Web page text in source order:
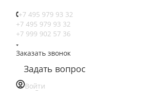
+7 495 979 93 32
+7 495 979 93 32
+7 999 902 57 36
Заказать звонок
Задать вопрос
Войти